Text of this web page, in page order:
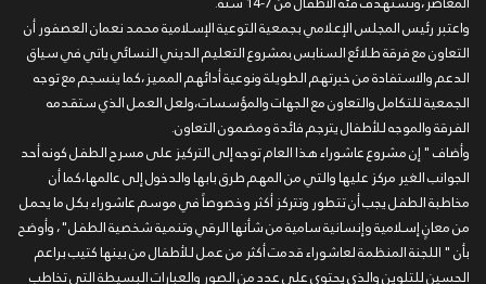
واعتبر رئيس المجلس الإعلامي بجمعية التوعية الإسلامية محمد نعمان العصفور أن
التعاون مع فرقة طلائع السنابس بمشروع التعليم الديني النسائي ياتي في سياق
الدعم والاستفادة من خبرتهم الطويلة ونوعية أدائهم المميز،كما ينسجم مع توجه
الجمعية للتكامل والتعاون مع الجهات والمؤسسات،ولعل العمل الذي ستقدمه
الفرقة والموجه للأطفال يترجم فائدة ومضمون التعاون.
وأضاف " إن مشروع عاشوراء هذا العام توجه إلى التركيز على مسرح الطفل كونه أحد
الجوانب الغير مركز عليها والتي من المهم طرق بابها والدخول إلى عالمها،كما أن
مخاطبة الطفل يجب أن تتطور وتتركز أكثر وخصوصاً في موسم عاشوراء بكل ما يحمل
من معانٍ إسلامية وإنسانية سامية من شأنها الرقي وتنمية شخصية الطفل"، وأوضح
بأن " اللجنة المنظمة لعاشوراء قدمت أكثر من عمل للأطفال من بينها كتيب براعم
الحسين للتلوين والذي يحتوي على عدد من الصور والعبارات البسيطة التي تخاطب